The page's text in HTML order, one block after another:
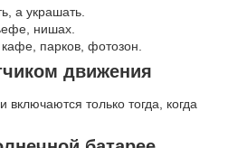
а украшать.
нишах.
парков, фотозон.
движения
включаются только тогда, когда